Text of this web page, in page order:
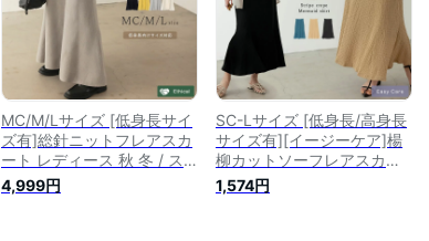
MC/M/Lサイズ [低身長サイ
ズ有]総針ニットフレアスカ
ート レディース 秋 冬 / ス
カート ニットスカート フレ
アスカート セットアップ ロ
4,999円
SC-Lサイズ [低身長/高身長
サイズ有][イージーケア]楊
柳カットソーフレアスカー
ト レディース 春 夏 / スカ
ート マーメイドスカート フ
1,574円